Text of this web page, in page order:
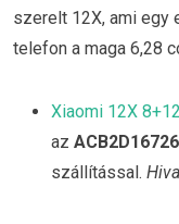
szerelt 12X, ami egy
telefon a maga 6,28
Xiaomi 12X
az
szállítással.